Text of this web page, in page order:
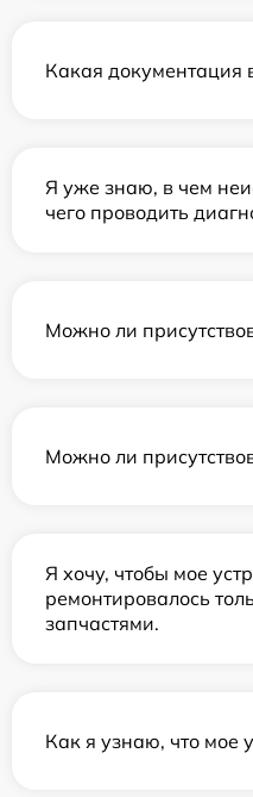
Какая документация
Я уже знаю, в чем
чего проводить
Можно ли
Можно ли
Я хочу, чтобы мое
ремонтировалось
запчастями.
Как я узнаю, что мое